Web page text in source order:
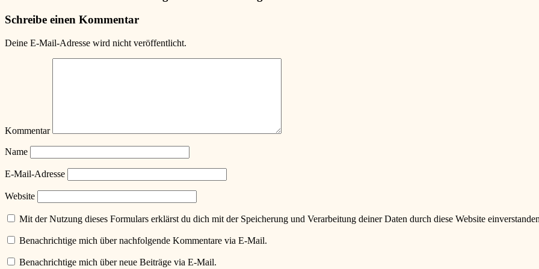
Schreibe einen Kommentar
Deine E-Mail-Adresse wird nicht veröffentlicht.
Kommentar
Name
E-Mail-Adresse
Website
Mit der Nutzung dieses Formulars erklärst du dich mit der Speicherung und Verarbeitung deiner Daten durch diese Website
Benachrichtige mich über nachfolgende Kommentare via E-Mail.
Benachrichtige mich über neue Beiträge via E-Mail.